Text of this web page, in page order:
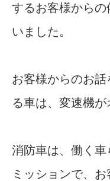
するお客様から
いました。
お客様からのお
る車は、変速機が
消防車は、働く
ミッションで、